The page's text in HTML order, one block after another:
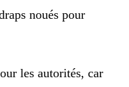
noués pour
les autorités, car